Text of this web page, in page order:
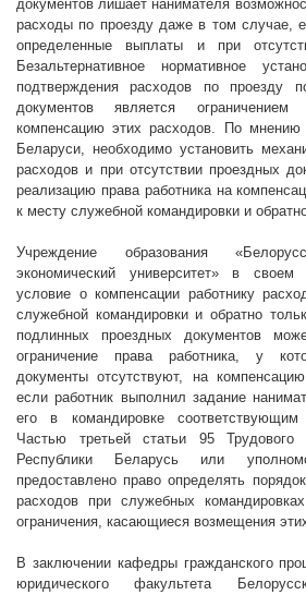
документов лишает нанимателя
расходы по проезду даже в том случае,
определенные выплаты и при
Безальтернативное нормативное
подтверждения расходов по проезду
документов является
компенсацию этих расходов. По
Беларуси, необходимо установить
расходов и при отсутствии проездных
реализацию права работника на
к месту служебной командировки и
Учреждение образования
экономический университет» в своем
условие о компенсации работнику
служебной командировки и обратно
подлинных проездных документов
ограничение права работника, у
документы отсутствуют, на
если работник выполнил задание
его в командировке
Частью третьей статьи 95 Трудового
Республики Беларусь или
предоставлено право определять
расходов при служебных
ограничения, касающиеся возмещения
В заключении кафедры гражданского
юридического факультета